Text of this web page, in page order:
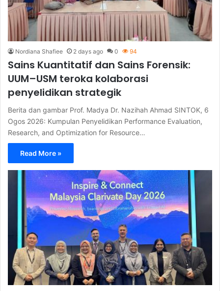
Nordiana Shafiee 2 days ago 0 94
Sains Kuantitatif dan Sains Forensik:
UUM–USM teroka kolaborasi
penyelidikan strategik
Berita dan gambar Prof. Madya Dr. Nazihah Ahmad SINTOK, 6
Ogos 2026: Kumpulan Penyelidikan Performance Evaluation,
Research, and Optimization for Resource…
Read More »